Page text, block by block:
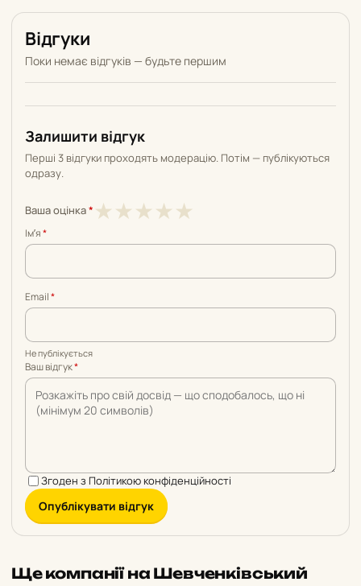
Відгуки
Поки немає відгуків — будьте першим
Залишити відгук
Перші 3 відгуки проходять модерацію. Потім — публікуються
одразу.
Ваша оцінка* ★
5
★4
5
★3
5
★2
5
★1
5
Імʼя*
Email*
Не публікується
Ваш відгук*
Згоден з Політикою конфіденційності
Опублікувати відгук
Ще компанії на Шевченківський